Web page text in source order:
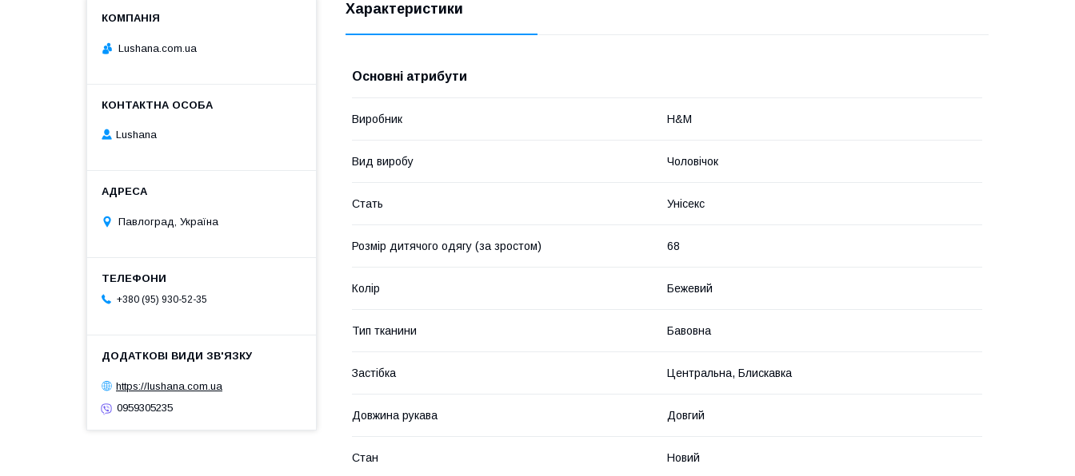
Характеристики
Основні атрибути
Виробник H&M
Вид виробу Чоловічок
Стать Унісекс
Розмір дитячого одягу (за зростом) 68
Колір Бежевий
Тип тканини Бавовна
Застібка Центральна, Блискавка
Довжина рукава Довгий
Стан Новий
Lushana.com.ua
Lushana
Павлоград, Україна
+380 (95) 930-52-35
https://lushana.com.ua
0959305235